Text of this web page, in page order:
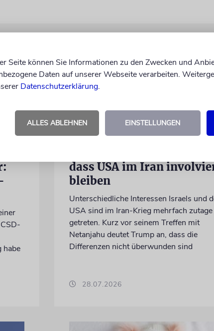
habe
WASHINGTON D.C.
dass USA im Iran
bleiben
Unterschiedliche Interessen Israels und
USA sind im Iran-Krieg mehrfach zutage
getreten. Kurz vor seinem Treffen mit
Netanjahu deutet Trump an, dass die
Differenzen nicht überwunden sind
28.07.2026
Seite können Sie Informationen zu den Zwecken und
Daten auf unserer Webseite verarbeiten.
Datenschutzerklärung.
ALLES ABLEHNEN EINSTELLUNGEN